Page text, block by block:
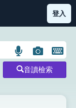
部首索引表圖示
登入
語
言
搜
圖
片
搜
開
鍵
圖
音讀檢索